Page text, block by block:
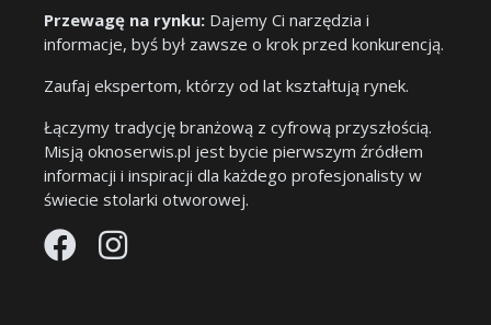
Przewagę na rynku: Dajemy Ci narzędzia i
informacje, byś był zawsze o krok przed konkurencją.
Zaufaj ekspertom, którzy od lat kształtują rynek.
Łączymy tradycję branżową z cyfrową przyszłością.
Misją oknoserwis.pl jest bycie pierwszym źródłem
informacji i inspiracji dla każdego profesjonalisty w
świecie stolarki otworowej.